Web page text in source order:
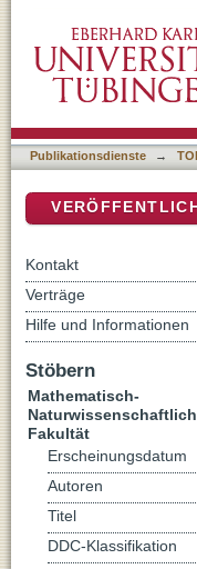
Publikationsdienste →
Kontakt
Verträge
Hilfe und Informationen
Stöbern
Mathematisch-
Fakultät
Erscheinungsdatum
Autoren
Titel
DDC-Klassifikation